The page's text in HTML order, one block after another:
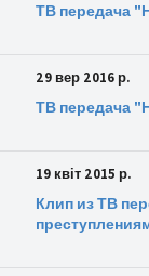
ТВ передача
29 вер 2016 р.
ТВ передача
19 квіт 2015 р.
Клип из ТВ